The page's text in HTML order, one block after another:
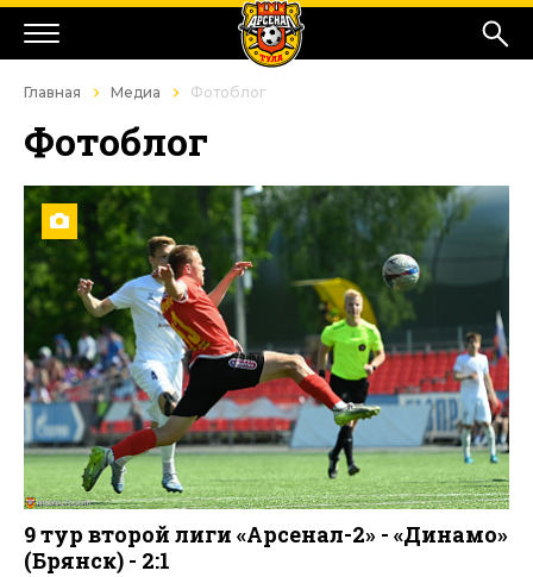
Главная Медиа Фотоблог
Фотоблог
9 тур второй лиги «Арсенал-2» - «Динамо»
(Брянск) - 2:1